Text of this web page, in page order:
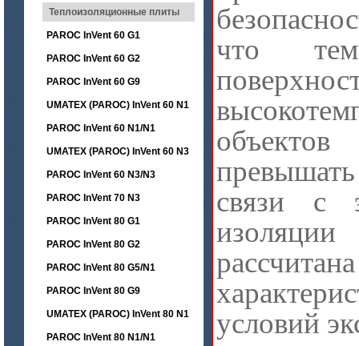
Теплоизоляционные плиты
PAROC InVent 60 G1
PAROC InVent 60 G2
PAROC InVent 60 G9
UMATEX (PAROC) InVent 60 N1
PAROC InVent 60 N1/N1
UMATEX (PAROC) InVent 60 N3
PAROC InVent 60 N3/N3
PAROC InVent 70 N3
PAROC InVent 80 G1
PAROC InVent 80 G2
PAROC InVent 80 G5/N1
PAROC InVent 80 G9
UMATEX (PAROC) InVent 80 N1
PAROC InVent 80 N1/N1
что
связи с
условий